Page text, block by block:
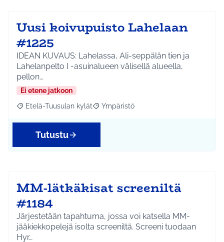
Uusi koivupuisto Lahelaan
#1225
IDEAN KUVAUS: Lahelassa, Ali-seppälän tien ja
Lahelanpelto I -asuinalueen välisellä alueella,
pellon…
Ei etene jatkoon
Rajaa tulokset aihepiirin mukaan: Etelä-Tuusulan kylät
Etelä-Tuusulan kylät Rajaa tulokset teeman mukaan:
Ympäristö
Tutustu
MM-lätkäkisat screeniltä
#1184
Järjestetään tapahtuma, jossa voi katsella MM-
jääkiekkopelejä isolta screeniltä. Screeni tuodaan
Hyr…